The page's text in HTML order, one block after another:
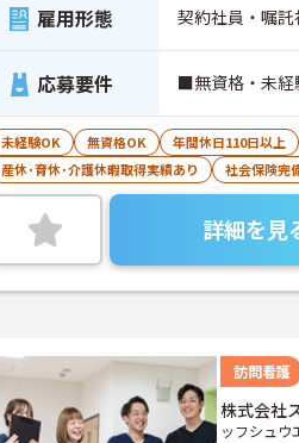
雇用形態 契約社員・嘱託
応募要件 ■無資格・未経
未経験OK 無資格OK 年間休日110日以上
産休･育休･介護休暇取得実績あり
社会保険完
詳細を見
訪問看護
株式会社
ッフシュウ